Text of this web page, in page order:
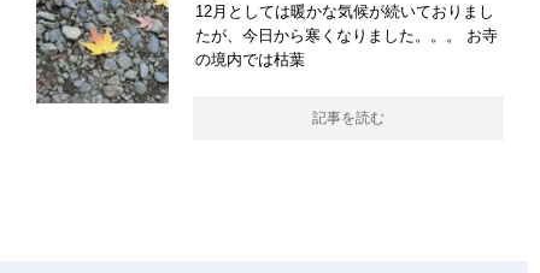
12月としては暖かな気候が続いておりまし
たが、今日から寒くなりました。。。 お寺
の境内では枯葉
記事を読む